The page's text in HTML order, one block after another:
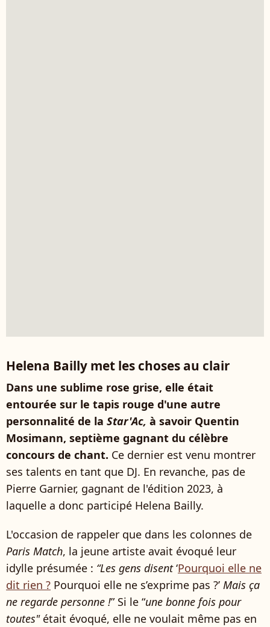
Helena Bailly met les choses au clair
Dans une sublime rose grise, elle était
entourée sur le tapis rouge d'une autre
personnalité de la Star'Ac, à savoir Quentin
Mosimann, septième gagnant du célèbre
concours de chant. Ce dernier est venu montrer
ses talents en tant que DJ. En revanche, pas de
Pierre Garnier, gagnant de l'édition 2023, à
laquelle a donc participé Helena Bailly.
L'occasion de rappeler que dans les colonnes de
Paris Match, la jeune artiste avait évoqué leur
idylle présumée : “Les gens disent‘Pourquoi elle ne
dit rien ? Pourquoi elle ne s’exprime pas ?’ Mais ça
ne regarde personne !” Si le “une bonne fois pour
toutes"était évoqué, elle ne voulait même pas en